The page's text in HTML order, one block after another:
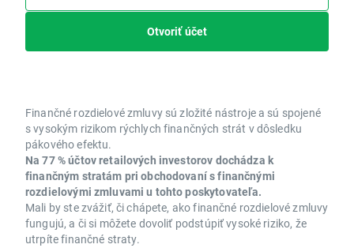
Otvoriť účet
Finančné rozdielové zmluvy sú zložité nástroje a sú spojené
s vysokým rizikom rýchlych finančných strát v dôsledku
pákového efektu.
Na 77 % účtov retailových investorov dochádza k
finančným stratám pri obchodovaní s finančnými
rozdielovými zmluvami u tohto poskytovateľa.
Mali by ste zvážiť, či chápete, ako finančné rozdielové zmluvy
fungujú, a či si môžete dovoliť podstúpiť vysoké riziko, že
utrpíte finančné straty.